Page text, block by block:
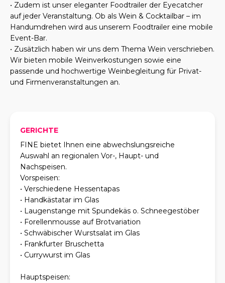
• Zudem ist unser eleganter Foodtrailer der Eyecatcher
auf jeder Veranstaltung. Ob als Wein & Cocktailbar – im
Handumdrehen wird aus unserem Foodtrailer eine mobile
Event-Bar.
• Zusätzlich haben wir uns dem Thema Wein verschrieben.
Wir bieten mobile Weinverkostungen sowie eine
passende und hochwertige Weinbegleitung für Privat-
und Firmenveranstaltungen an.
GERICHTE
FINE bietet Ihnen eine abwechslungsreiche
Auswahl an regionalen Vor-, Haupt- und
Nachspeisen.
Vorspeisen:
• Verschiedene Hessentapas
• Handkästatar im Glas
• Laugenstange mit Spundekäs o. Schneegestöber
• Forellenmousse auf Brotvariation
• Schwäbischer Wurstsalat im Glas
• Frankfurter Bruschetta
• Currywurst im Glas
Hauptspeisen: